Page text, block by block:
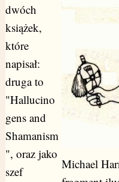
Michael
dwóch
książek,
które
napisał:
druga to
"Hallucino
gens and
Shamanism
", oraz jako
szef